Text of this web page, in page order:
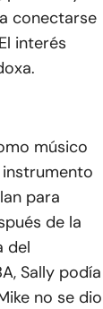
conectarse
interés
músico
instrumento
para
de la
del
Sally podía
no se dio